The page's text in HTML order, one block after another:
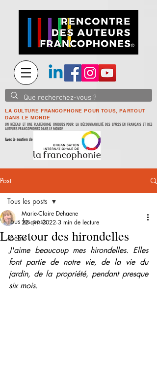
LA CULTURE FRANCOPHONE POUR TOUS, PARTOUT
DANS LE MONDE
UN RÉSEAU ET UNE PLATEFORME UNIQUES POUR LA DÉCOUVRABILITÉ DES LIVRES EN FRANÇAIS ET DES
AUTEURS FRANCOPHONES DANS LE MONDE
Avec le soutien de
Post
Tous les posts
Poème
Tous les posts
Le retour des hirondelles
Marie-Claire Dehaene
22 avr. 2022 3 min de lecture
J'aime beaucoup mes hirondelles. Elles
font partie de notre vie, de la vie du
jardin, de la propriété, pendant presque
six mois.